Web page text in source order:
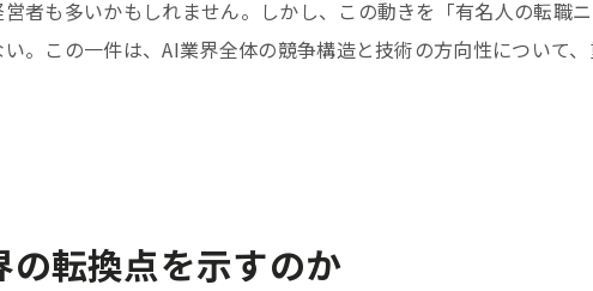
者も多いかもしれません。しかし、この動きを「有名人の転職
。この一件は、AI業界全体の競争構造と技術の方向性について
転換点を示すのか